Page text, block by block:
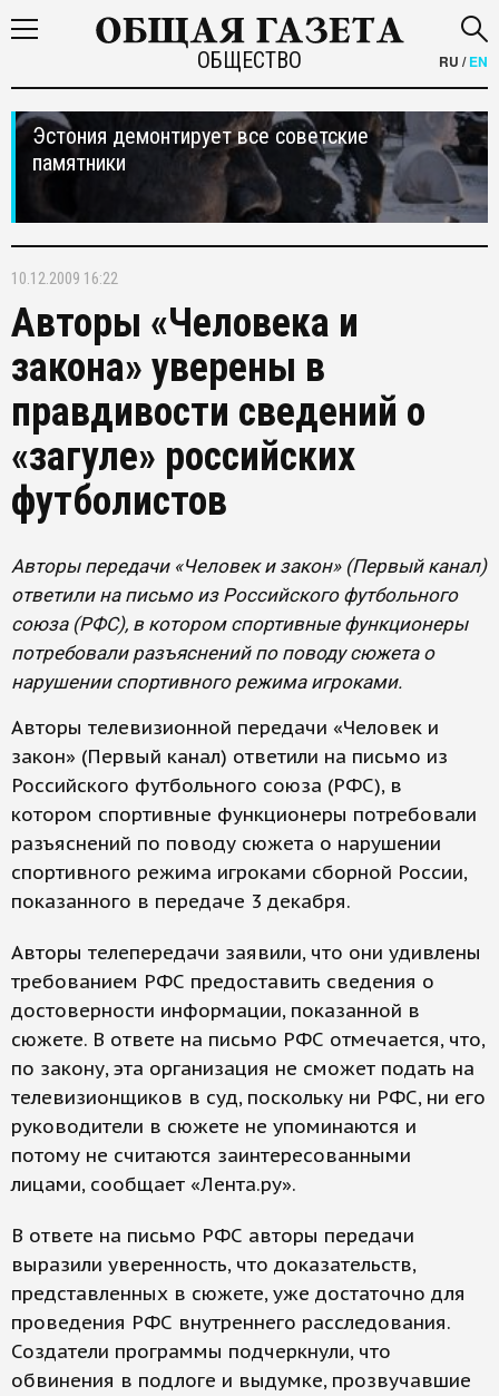
ОБЩЕСТВО RU /EN
Эстония демонтирует все советские
памятники
10.12.2009 16:22
Авторы «Человека и
закона» уверены в
правдивости сведений о
«загуле» российских
футболистов
Авторы передачи «Человек и закон» (Первый канал)
ответили на письмо из Российского футбольного
союза (РФС), в котором спортивные функционеры
потребовали разъяснений по поводу сюжета о
нарушении спортивного режима игроками.
Авторы телевизионной передачи «Человек и
закон» (Первый канал) ответили на письмо из
Российского футбольного союза (РФС), в
котором спортивные функционеры потребовали
разъяснений по поводу сюжета о нарушении
спортивного режима игроками сборной России,
показанного в передаче 3 декабря.
Авторы телепередачи заявили, что они удивлены
требованием РФС предоставить сведения о
достоверности информации, показанной в
сюжете. В ответе на письмо РФС отмечается, что,
по закону, эта организация не сможет подать на
телевизионщиков в суд, поскольку ни РФС, ни его
руководители в сюжете не упоминаются и
потому не считаются заинтересованными
лицами, сообщает «Лента.ру».
В ответе на письмо РФС авторы передачи
выразили уверенность, что доказательств,
представленных в сюжете, уже достаточно для
проведения РФС внутреннего расследования.
Создатели программы подчеркнули, что
обвинения в подлоге и выдумке, прозвучавшие